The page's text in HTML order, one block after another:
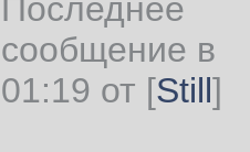
Последнее
сообщение в
01:19 от [Still]